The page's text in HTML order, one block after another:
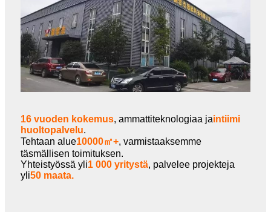
16 vuoden kokemus, ammattiteknologiaa jaintiimi
huoltopalvelu.
Tehtaan alue10000㎡+, varmistaaksemme
täsmällisen toimituksen.
Yhteistyössä yli1 000 yritystä, palvelee projekteja
yli50 maata.